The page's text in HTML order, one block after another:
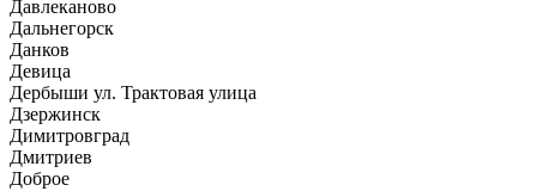
Давлеканово
Дальнегорск
Данков
Девица
Дербыши ул. ​Трактовая улица
Дзержинск
Димитровград
Дмитриев
Доброе